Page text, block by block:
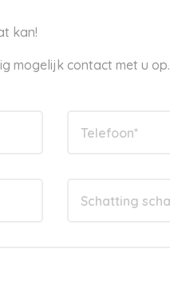
kan!
mogelijk contact met u op.